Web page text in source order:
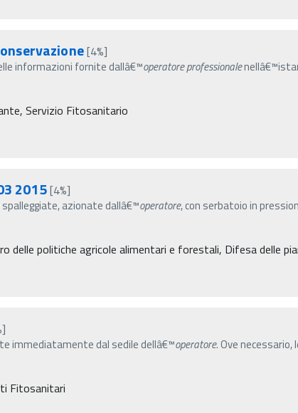
[4%]
informazioni fornite dallâ€™operatoreprofessionale
Servizio Fitosanitario
2015[4%]
azionate dallâ€™operatore, con serbatoio in
delle politiche agricole alimentari e forestali, Difesa delle
immediatamente dal sedile dellâ€™operatore. Ove
Fitosanitari